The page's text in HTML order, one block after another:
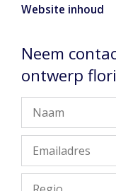
Website inhoud
Neem
ontwerp